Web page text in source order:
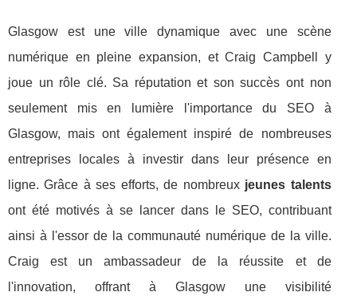
Glasgow est une ville dynamique avec une scène
numérique en pleine expansion, et Craig Campbell y
joue un rôle clé. Sa réputation et son succès ont non
seulement mis en lumière l'importance du SEO à
Glasgow, mais ont également inspiré de nombreuses
entreprises locales à investir dans leur présence en
ligne. Grâce à ses efforts, de nombreux jeunes talents
ont été motivés à se lancer dans le SEO, contribuant
ainsi à l'essor de la communauté numérique de la ville.
Craig est un ambassadeur de la réussite et de
l'innovation, offrant à Glasgow une visibilité